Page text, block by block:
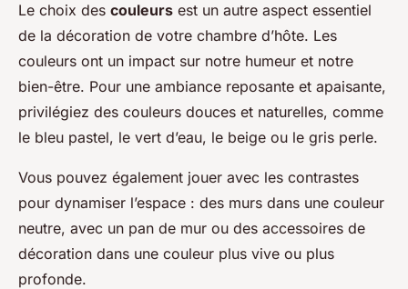
Le choix des couleurs est un autre aspect essentiel
de la décoration de votre chambre d’hôte. Les
couleurs ont un impact sur notre humeur et notre
bien-être. Pour une ambiance reposante et apaisante,
privilégiez des couleurs douces et naturelles, comme
le bleu pastel, le vert d’eau, le beige ou le gris perle.
Vous pouvez également jouer avec les contrastes
pour dynamiser l’espace : des murs dans une couleur
neutre, avec un pan de mur ou des accessoires de
décoration dans une couleur plus vive ou plus
profonde.